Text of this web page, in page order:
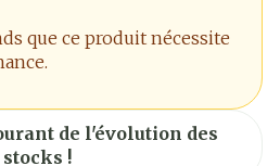
que ce produit nécessite
de l'évolution des
stocks !